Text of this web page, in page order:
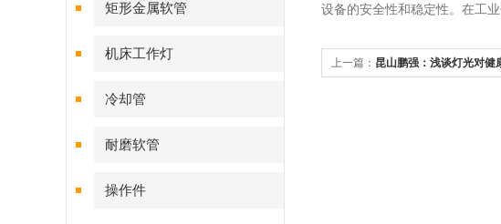
矩形金属软管
机床工作灯
冷却管
耐磨软管
操作件
设备的安全性和稳定性。在工
上一篇： 昆山鹏强：浅谈灯光对健